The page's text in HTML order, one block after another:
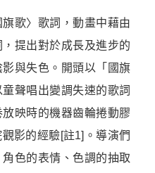
旗歌〉歌詞，動畫中藉由
提出對於成長及進步的
與失色。開頭以「國旗
聲唱出變調失速的歌詞
放映時的機器齒輪捲動膠
影的經驗[註1] 。導演們
色的表情、色調的抽取